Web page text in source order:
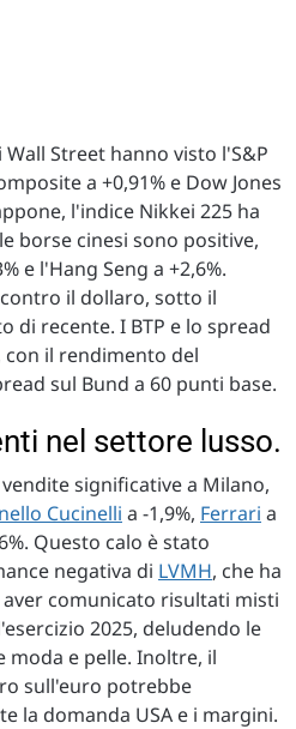
Street hanno visto l'S&P
a +0,91% e Dow Jones
l'indice Nikkei 225 ha
borse cinesi sono positive,
e l'Hang Seng a +2,6%.
il dollaro, sotto il
di recente. I BTP e lo spread
il rendimento del
sul Bund a 60 punti base.
nel settore lusso.
significative a Milano,
Cucinelli a -1,9%, Ferrari a
Questo calo è stato
negativa di LVMH, che ha
comunicato risultati misti
2025, deludendo le
moda e pelle. Inoltre, il
sull'euro potrebbe
la domanda USA e i margini.